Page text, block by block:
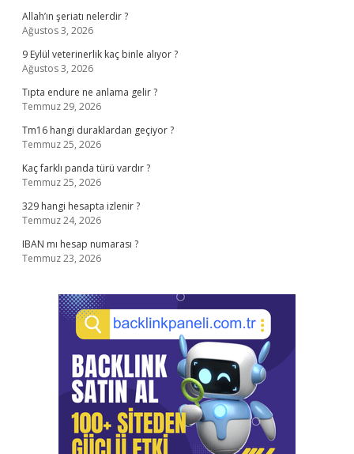
Allah’ın şeriatı nelerdir ?
Ağustos 3, 2026
9 Eylül veterinerlik kaç binle alıyor ?
Ağustos 3, 2026
Tıpta endure ne anlama gelir ?
Temmuz 29, 2026
Tm16 hangi duraklardan geçiyor ?
Temmuz 25, 2026
Kaç farklı panda türü vardır ?
Temmuz 25, 2026
329 hangi hesapta izlenir ?
Temmuz 24, 2026
IBAN mı hesap numarası ?
Temmuz 23, 2026